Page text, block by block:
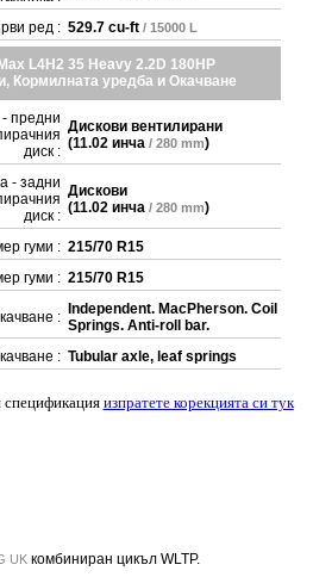
ред : 529.7 cu-ft / 15000 L
L4H2 35 Heavy 2.2D 180HP
Кормилната уредба и Окачване
предни
диск :
Дискови вентилирани
(11.02 инча / 280 mm)
- задни
диск :
Дискови
(11.02 инча / 280 mm)
гуми : 215/70 R15
гуми : 215/70 R15
:
Independent. MacPherson. Coil
Springs. Anti-roll bar.
: Tubular axle, leaf springs
спецификация изпратете корекцията си тук
UK комбиниран цикъл WLTP.